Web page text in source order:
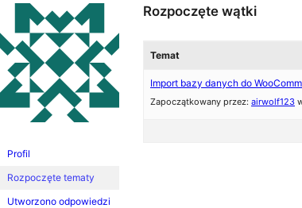
Profil
Rozpoczęte tematy
Utworzono odpowiedzi
Rozpoczęte wątki
Temat
Import bazy danych do
Zapoczątkowany przez: airwolf123